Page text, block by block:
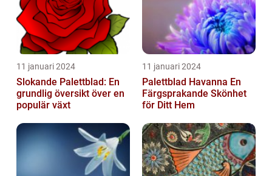
11 januari 2024
Slokande Palettblad: En
grundlig översikt över en
populär växt
11 januari 2024
Palettblad Havanna En
Färgsprakande Skönhet
för Ditt Hem